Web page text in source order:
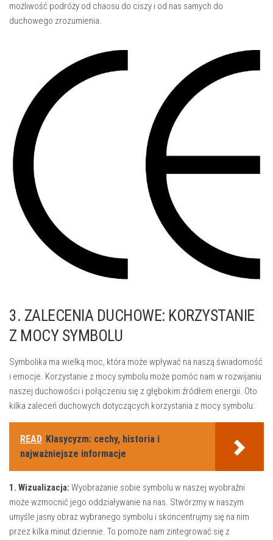
możliwość podróży od chaosu do ciszy i od⁣ nas samych​ do
duchowego zrozumienia.
3. ZALECENIA DUCHOWE: KORZYSTANIE
Z MOCY SYMBOLU
Symbolika‌ ma wielką moc, która może wpływać⁤ na naszą świadomość
i emocje. ‌Korzystanie ‍z ‍mocy symbolu może pomóc nam w rozwijaniu
naszej duchowości i połączeniu⁤ się​ z‌ głębokim źródłem energii. ⁤Oto ​
kilka zaleceń duchowych‍ dotyczących korzystania z mocy symbolu:
READ Klasycyzm: cechy, historia i
najważniejsze informacje
1. Wizualizacja: ⁢Wyobrażanie sobie ‌symbolu ⁤w naszej wyobraźni
może wzmocnić jego oddziaływanie na nas. ​Stwórzmy w naszym⁤
umyśle ⁤jasny ⁤obraz wybranego symbolu i skoncentrujmy się na ‌nim‍
przez kilka‍ minut ⁢dziennie. To​ pomoże nam zintegrować‍ się z